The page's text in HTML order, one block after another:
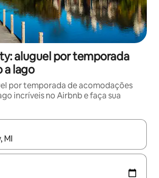
aluguel por temporada
a lago
por temporada de acomodações
incríveis no Airbnb e faça sua
estiverem disponíveis, explore-os